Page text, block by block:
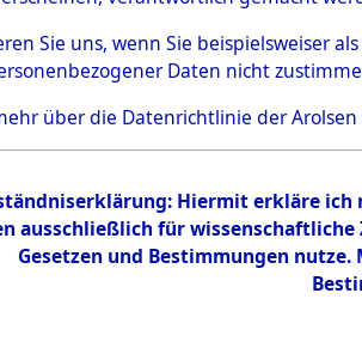
Sie uns, wenn Sie beispielsweiser
Daten nicht
über die Datenrichtlinie der Arolsen
Hiermit erkläre ich
ausschließlich für
Gesetzen und Bestimmungen